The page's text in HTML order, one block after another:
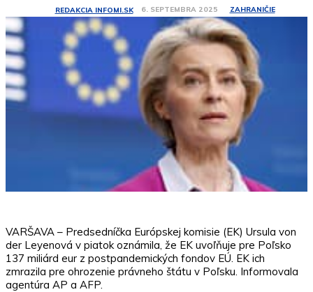
REDAKCIA INFOMI.SK 6. SEPTEMBRA 2025 ZAHRANIČIE
VARŠAVA – Predsedníčka Európskej komisie (EK) Ursula von
der Leyenová v piatok oznámila, že EK uvoľňuje pre Poľsko
137 miliárd eur z postpandemických fondov EÚ. EK ich
zmrazila pre ohrozenie právneho štátu v Poľsku. Informovala
agentúra AP a AFP.